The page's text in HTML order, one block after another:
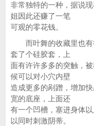
非常独特的一种，据说
姐因此还赚了一笔
可观的零花钱。
而叶舞的收藏里也有
套了个硅胶套，上
面有许许多多的突触，
候可以对小穴内壁
造成更多的剐蹭，增加
宽的底座，上面还
有一个凹槽，塞进身体
以同时刺激阴蒂。